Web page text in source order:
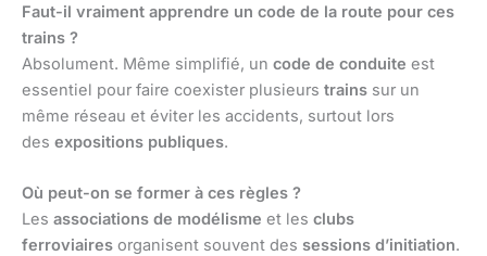
Faut-il vraiment apprendre un code de la route pour ces
trains ?
Absolument. Même simplifié, un code de conduite est
essentiel pour faire coexister plusieurs trains sur un
même réseau et éviter les accidents, surtout lors
des expositions publiques.
Où peut-on se former à ces règles ?
Les associations de modélisme et les clubs
ferroviaires organisent souvent des sessions d’initiation.